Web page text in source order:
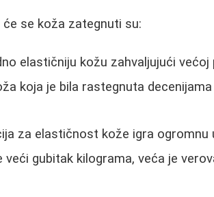
se koža zategnuti su:
elastičniju kožu zahvaljujući većoj
koja je bila rastegnuta
za elastičnost kože igra ogromnu
veći gubitak kilograma, veća je